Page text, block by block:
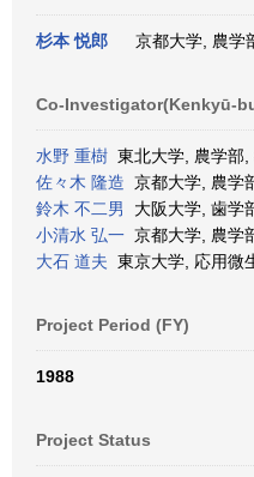
杉本 悦郎 京都大学, 農学
Co-Investigator(Kenkyū-
水野 重樹 東北大学, 農学部
佐々木 隆造 京都大学, 農学
鈴木 不二男
大阪大学, 歯学
小清水 弘一 京都大学, 農学
大石 道夫 東京大学, 応用微
Project Period (FY)
1988
Project Status